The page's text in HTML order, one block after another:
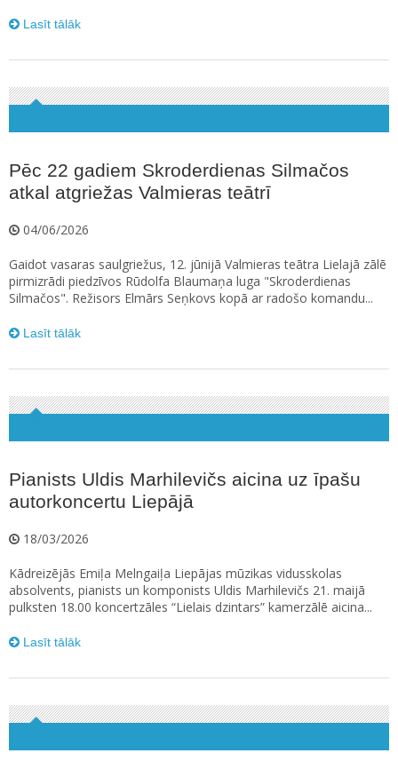
Lasīt tālāk
Pēc 22 gadiem Skroderdienas Silmačos
atkal atgriežas Valmieras teātrī
04/06/2026
Gaidot vasaras saulgriežus, 12. jūnijā Valmieras teātra Lielajā zālē
pirmizrādi piedzīvos Rūdolfa Blaumaņa luga "Skroderdienas
Silmačos". Režisors Elmārs Seņkovs kopā ar radošo komandu...
Lasīt tālāk
Pianists Uldis Marhilevičs aicina uz īpašu
autorkoncertu Liepājā
18/03/2026
Kādreizējās Emiļa Melngaiļa Liepājas mūzikas vidusskolas
absolvents, pianists un komponists Uldis Marhilevičs 21. maijā
pulksten 18.00 koncertzāles “Lielais dzintars” kamerzālē aicina...
Lasīt tālāk